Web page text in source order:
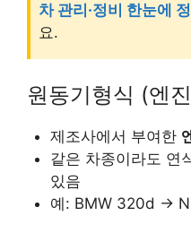
차 관리·정비 한눈에
요.
원동기형식 (엔
제조사에서 부여한
같은 차종이라도 연
있음
예: BMW 320d →